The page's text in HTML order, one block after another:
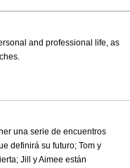
and professional life, as
una serie de encuentros
definirá su futuro; Tom y
Jill y Aimee están